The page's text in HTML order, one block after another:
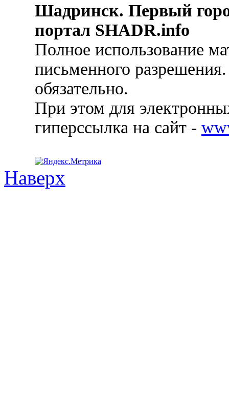
Шадринск. Первый
портал SHADR.info
Полное использование
письменного
обязательно.
При этом для
гиперссылка на сайт -
Наверх